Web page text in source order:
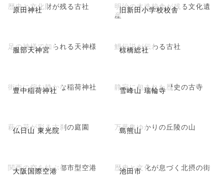
原田神社
歴史と文化財が残る古社 旧新田小学校校舎
明治の木造校舎が残る文化遺
産
服部天神宮
足の神様で知られる天神様 椋橋総社
鯉伝説が伝わる古社
豊中稲荷神社
街中に佇む静かな稲荷神社 雪峰山 瑞輪寺
静寂に包まれた歴史の古寺
仏日山 東光院
萩の花が彩る古刹の庭園 島熊山
万葉集ゆかりの丘陵の山
大阪国際空港
関西の空を結ぶ都市型空港 池田市
歴史と文化が息づく北摂の街